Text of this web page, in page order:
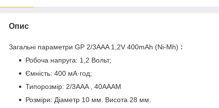
Опис
Загальні параметри GP 2/3AAA 1,2V 400mAh (Ni-Mh) :
Робоча напруга: 1,2 Вольт;
Ємність: 400 мА·год;
Типорозмір: 2/3AAA , 40AAAM
Розміри: Діаметр 10 мм. Висота 28 мм.